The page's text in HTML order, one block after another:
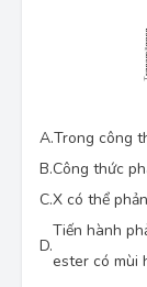
A.Trong công
B.Công thức
C.X có thể
D.
Tiến hành
ester có mùi